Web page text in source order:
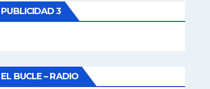
PUBLICIDAD 3
EL BUCLE – RADIO